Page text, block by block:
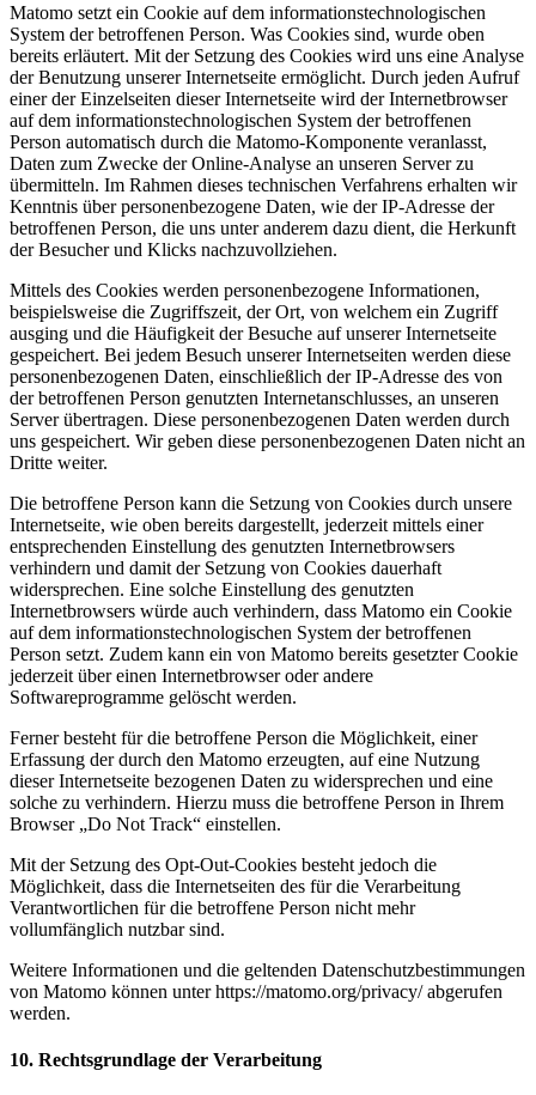
Matomo setzt ein Cookie auf dem informationstechnologischen
System der betroffenen Person. Was Cookies sind, wurde oben
bereits erläutert. Mit der Setzung des Cookies wird uns eine Analyse
der Benutzung unserer Internetseite ermöglicht. Durch jeden Aufruf
einer der Einzelseiten dieser Internetseite wird der Internetbrowser
auf dem informationstechnologischen System der betroffenen
Person automatisch durch die Matomo-Komponente veranlasst,
Daten zum Zwecke der Online-Analyse an unseren Server zu
übermitteln. Im Rahmen dieses technischen Verfahrens erhalten wir
Kenntnis über personenbezogene Daten, wie der IP-Adresse der
betroffenen Person, die uns unter anderem dazu dient, die Herkunft
der Besucher und Klicks nachzuvollziehen.
Mittels des Cookies werden personenbezogene Informationen,
beispielsweise die Zugriffszeit, der Ort, von welchem ein Zugriff
ausging und die Häufigkeit der Besuche auf unserer Internetseite
gespeichert. Bei jedem Besuch unserer Internetseiten werden diese
personenbezogenen Daten, einschließlich der IP-Adresse des von
der betroffenen Person genutzten Internetanschlusses, an unseren
Server übertragen. Diese personenbezogenen Daten werden durch
uns gespeichert. Wir geben diese personenbezogenen Daten nicht an
Dritte weiter.
Die betroffene Person kann die Setzung von Cookies durch unsere
Internetseite, wie oben bereits dargestellt, jederzeit mittels einer
entsprechenden Einstellung des genutzten Internetbrowsers
verhindern und damit der Setzung von Cookies dauerhaft
widersprechen. Eine solche Einstellung des genutzten
Internetbrowsers würde auch verhindern, dass Matomo ein Cookie
auf dem informationstechnologischen System der betroffenen
Person setzt. Zudem kann ein von Matomo bereits gesetzter Cookie
jederzeit über einen Internetbrowser oder andere
Softwareprogramme gelöscht werden.
Ferner besteht für die betroffene Person die Möglichkeit, einer
Erfassung der durch den Matomo erzeugten, auf eine Nutzung
dieser Internetseite bezogenen Daten zu widersprechen und eine
solche zu verhindern. Hierzu muss die betroffene Person in Ihrem
Browser „Do Not Track“ einstellen.
Mit der Setzung des Opt-Out-Cookies besteht jedoch die
Möglichkeit, dass die Internetseiten des für die Verarbeitung
Verantwortlichen für die betroffene Person nicht mehr
vollumfänglich nutzbar sind.
Weitere Informationen und die geltenden Datenschutzbestimmungen
von Matomo können unter https://matomo.org/privacy/ abgerufen
werden.
10. Rechtsgrundlage der Verarbeitung